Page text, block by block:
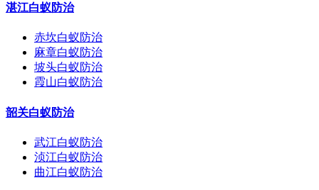
湛江白蚁防治
赤坎白蚁防治
麻章白蚁防治
坡头白蚁防治
霞山白蚁防治
韶关白蚁防治
武江白蚁防治
浈江白蚁防治
曲江白蚁防治